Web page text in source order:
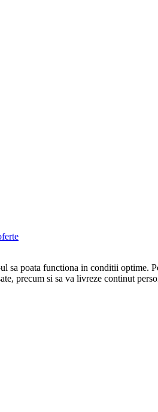
sa poata functiona in conditii optime.
precum si sa va livreze continut